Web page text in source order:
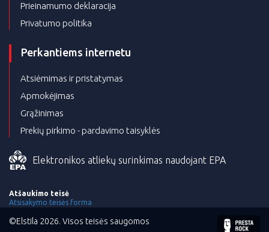
Prieinamumo deklaracija
Privatumo politika
Perkantiems internetu
Atsiėmimas ir pristatymas
Apmokėjimas
Grąžinimas
Prekių pirkimo - pardavimo taisyklės
Elektronikos atliekų surinkimas naudojant EPA
Atšaukimo teisė
Atsisakymo teisės forma
©Elstila 2026. Visos teisės saugomos